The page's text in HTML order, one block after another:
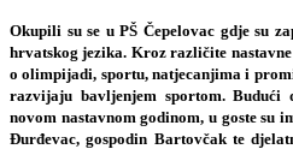
Okupili su se u PŠ Čepelovac gdje su
hrvatskog jezika. Kroz različite
o olimpijadi, sportu, natjecanjima i
razvijaju bavljenjem sportom. Budući
novom nastavnom godinom, u goste su
Đurđevac, gospodin Bartovčak te